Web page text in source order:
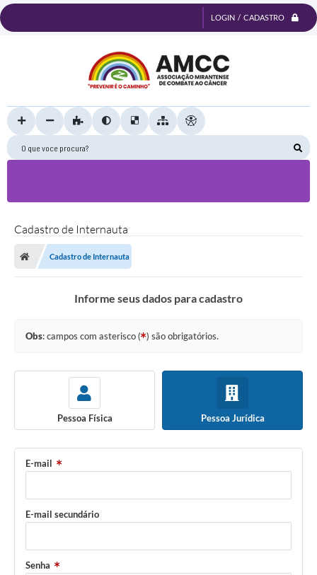
LOGIN / CADASTRO
O que voce procura?
Cadastro de Internauta
Cadastro de Internauta
Informe seus dados para cadastro
Obs: campos com asterisco ( ) são obrigatórios.
Pessoa Física Pessoa Jurídica
E-mail
E-mail secundário
Senha